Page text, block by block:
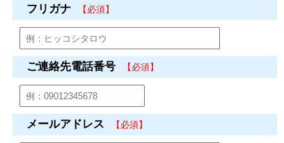
フリガナ 【必須】
ご連絡先電話番号 【必須】
メールアドレス 【必須】